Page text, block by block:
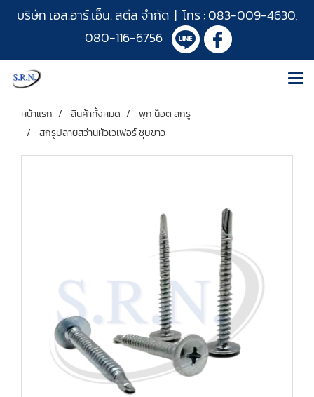
บริษัท เอส.อาร์.เอ็น. สตีล จำกัด | โทร :083-009-4630,
080-116-6756
หน้าแรก สินค้าทั้งหมด
พุก น็อต สกรู
สกรูปลายสว่านหัวเวเฟอร์ ชุบขาว